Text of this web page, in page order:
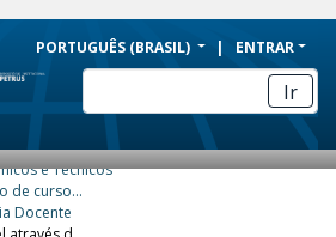
PORTUGUÊS (BRASIL) ENTRAR
Ir
e Técnicos
Trabalhos de conclusão de curso de Especialização
Docente